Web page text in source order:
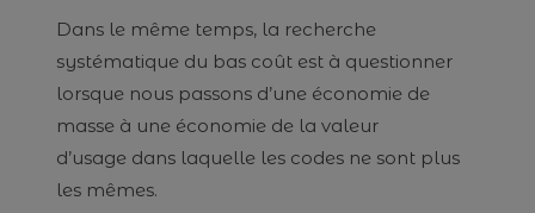
Dans le même temps, la recherche
systématique du bas coût est à questionner
lorsque nous passons d’une économie de
masse à une économie de la valeur
d’usage dans laquelle les codes ne sont plus
les mêmes.